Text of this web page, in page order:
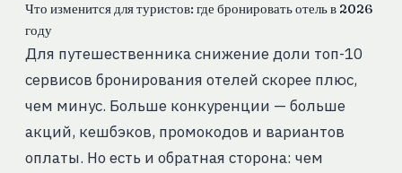
Что изменится для туристов: где бронировать отель в 2026
году
Для путешественника снижение доли топ-10
сервисов бронирования отелей скорее плюс,
чем минус. Больше конкуренции — больше
акций, кешбэков, промокодов и вариантов
оплаты. Но есть и обратная сторона: чем